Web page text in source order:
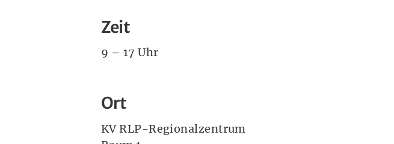
Zeit
9 – 17 Uhr
Ort
KV RLP-Regionalzentrum